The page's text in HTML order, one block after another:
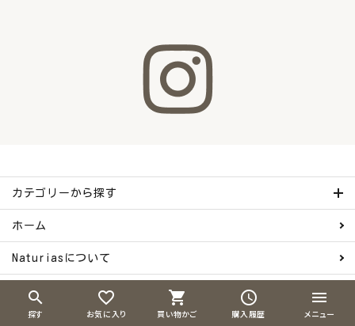
search
探す
favorite_border
お気に入り
shopping_cart
買い物かご
schedule
購入履歴
menu
メニュー
カテゴリーから探す
ホーム
Naturiasについて
ご利用ガイド